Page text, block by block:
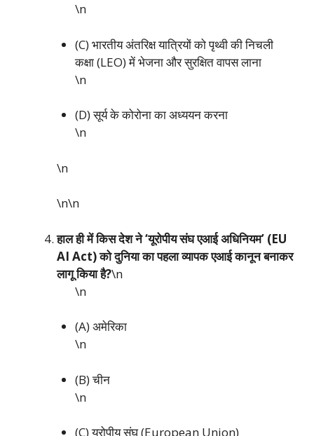
\n
(C) भारतीय अंतरिक्ष यात्रियों को पृथ्वी की निचली
कक्षा (LEO) में भेजना और सुरक्षित वापस लाना
\n
(D) सूर्य के कोरोना का अध्ययन करना
\n
\n
\n\n
हाल ही में किस देश ने ‘यूरोपीय संघ एआई अधिनियम’ (EU
AI Act) को दुनिया का पहला व्यापक एआई कानून बनाकर
लागू किया है?\n
\n
(A) अमेरिका
\n
(B) चीन
\n
(C) यूरोपीय संघ (European Union)